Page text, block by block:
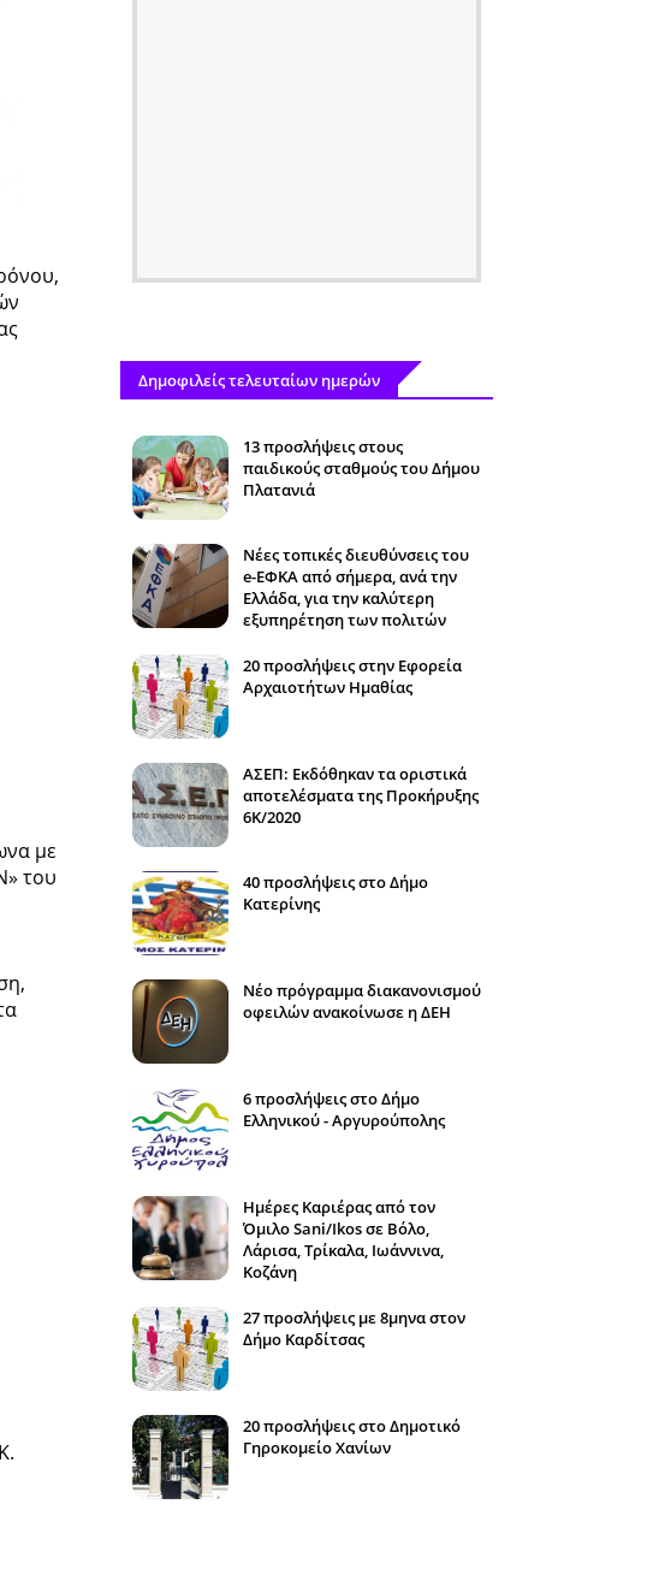
με
του
Δημοφιλείς τελευταίων ημερών
13 προσλήψεις στους
παιδικούς σταθμούς του Δήμου
Πλατανιά
Νέες τοπικές διευθύνσεις του
e-ΕΦΚΑ από σήμερα, ανά την
Ελλάδα, για την καλύτερη
εξυπηρέτηση των πολιτών
20 προσλήψεις στην Εφορεία
Αρχαιοτήτων Ημαθίας
ΑΣΕΠ: Εκδόθηκαν τα οριστικά
αποτελέσματα της Προκήρυξης
6Κ/2020
40 προσλήψεις στο Δήμο
Κατερίνης
Νέο πρόγραμμα διακανονισμού
οφειλών ανακοίνωσε η ΔΕΗ
6 προσλήψεις στο Δήμο
Ελληνικού - Αργυρούπολης
Ημέρες Καριέρας από τον
Όμιλο Sani/Ikos σε Βόλο,
Λάρισα, Τρίκαλα, Ιωάννινα,
Κοζάνη
27 προσλήψεις με 8μηνα στον
Δήμο Καρδίτσας
20 προσλήψεις στο Δημοτικό
Γηροκομείο Χανίων